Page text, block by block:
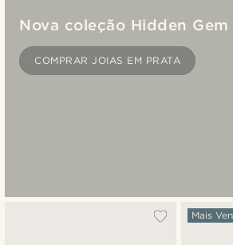
Mais
Nova coleção Hidden Gem
COMPRAR JOIAS EM PRATA